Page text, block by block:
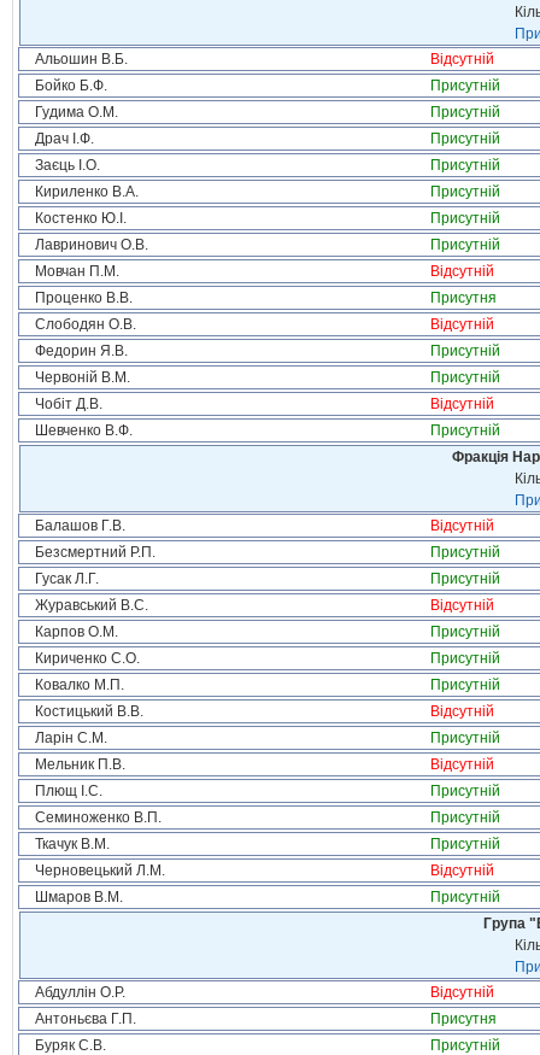
Альошин В.Б.
Відсутній
Бойко Б.Ф.
Присутній
Гудима О.М.
Присутній
Драч І.Ф.
Присутній
Заєць І.О.
Присутній
Кириленко В.А.
Присутній
Костенко Ю.І.
Присутній
Лавринович О.В.
Присутній
Мовчан П.М.
Відсутній
Проценко В.В.
Присутня
Слободян О.В.
Відсутній
Федорин Я.В.
Присутній
Червоній В.М.
Присутній
Чобіт Д.В.
Відсутній
Шевченко В.Ф.
Присутній
Фракція
Балашов Г.В.
Відсутній
Безсмертний Р.П.
Присутній
Гусак Л.Г.
Присутній
Журавський В.С.
Відсутній
Карпов О.М.
Присутній
Кириченко С.О.
Присутній
Ковалко М.П.
Присутній
Костицький В.В.
Відсутній
Ларін С.М.
Присутній
Мельник П.В.
Відсутній
Плющ І.С.
Присутній
Семиноженко В.П.
Присутній
Ткачук В.М.
Присутній
Черновецький Л.М.
Відсутній
Шмаров В.М.
Присутній
Група
Абдуллін О.Р.
Відсутній
Антоньєва Г.П.
Присутня
Буряк С.В.
Присутній